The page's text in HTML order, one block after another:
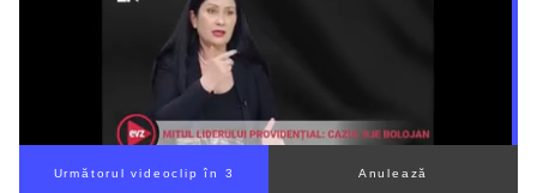
Următorul videoclip în 2 Anulează